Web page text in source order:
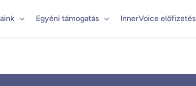
Egyéni támogatás InnerVoice előfizetés